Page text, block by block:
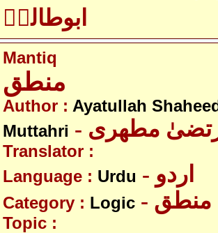
ابوطالبؑ
Mantiq
منطق
Author : Ayatullah
Muttahri
مطھری
Translator :
Language : Urdu - اردو
Category : Logic - منطق
Topic :